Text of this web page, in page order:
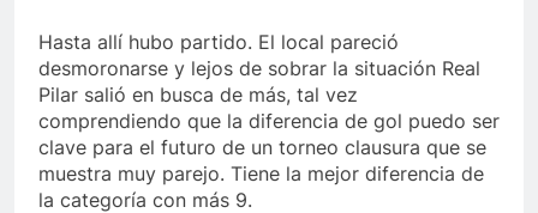
Hasta allí hubo partido. El local pareció
desmoronarse y lejos de sobrar la situación Real
Pilar salió en busca de más, tal vez
comprendiendo que la diferencia de gol puedo ser
clave para el futuro de un torneo clausura que se
muestra muy parejo. Tiene la mejor diferencia de
la categoría con más 9.